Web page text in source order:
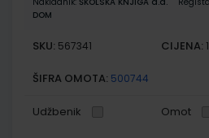
DOM
SKU: 567341 CIJENA:
ŠIFRA OMOTA: 500744
Udžbenik Omot